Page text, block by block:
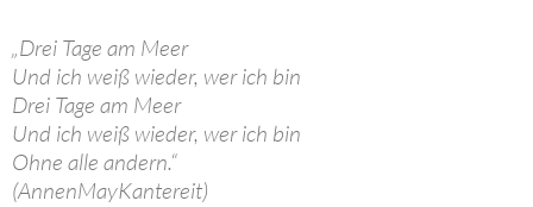
„Drei Tage am Meer
Und ich weiß wieder, wer ich bin
Drei Tage am Meer
Und ich weiß wieder, wer ich bin
Ohne alle andern.“
(AnnenMayKantereit)